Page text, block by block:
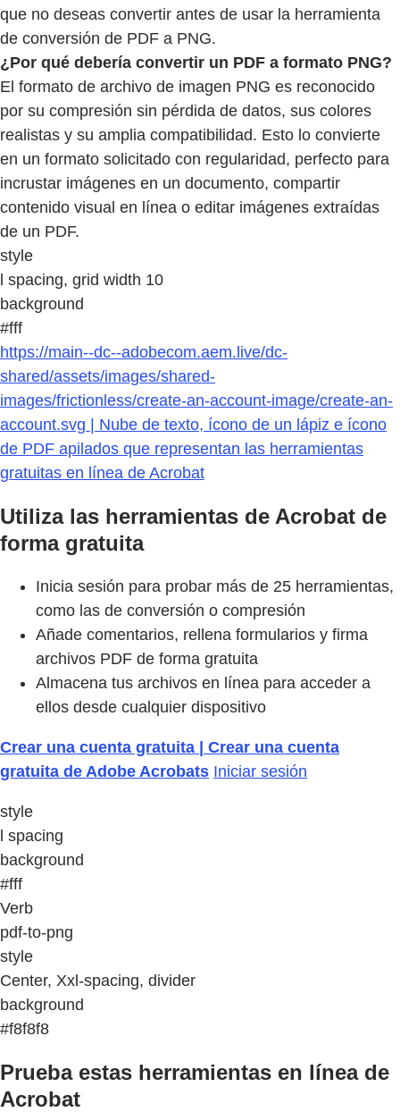
que no deseas convertir antes de usar la herramienta
de conversión de PDF a PNG.
¿Por qué debería convertir un PDF a formato PNG?
El formato de archivo de imagen PNG es reconocido
por su compresión sin pérdida de datos, sus colores
realistas y su amplia compatibilidad. Esto lo convierte
en un formato solicitado con regularidad, perfecto para
incrustar imágenes en un documento, compartir
contenido visual en línea o editar imágenes extraídas
de un PDF.
style
l spacing, grid width 10
background
#fff
https://main--dc--adobecom.aem.live/dc-
shared/assets/images/shared-
images/frictionless/create-an-account-image/create-an-
account.svg | Nube de texto, ícono de un lápiz e ícono
de PDF apilados que representan las herramientas
gratuitas en línea de Acrobat
Utiliza las herramientas de Acrobat de
forma gratuita
Inicia sesión para probar más de 25 herramientas,
como las de conversión o compresión
Añade comentarios, rellena formularios y firma
archivos PDF de forma gratuita
Almacena tus archivos en línea para acceder a
ellos desde cualquier dispositivo
Crear una cuenta gratuita | Crear una cuenta
gratuita de Adobe Acrobats Iniciar sesión
style
l spacing
background
#fff
Verb
pdf-to-png
style
Center, Xxl-spacing, divider
background
#f8f8f8
Prueba estas herramientas en línea de
Acrobat